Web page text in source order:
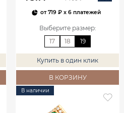
от719 ₽ x 6 платежей
Выберите размер:
17
18 19
Купить в один клик
В КОРЗИНУ
В наличии